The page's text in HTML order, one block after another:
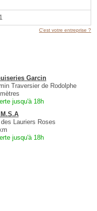
C'est votre entreprise ?
Garcin
Traversier de Rodolphe
jusqu'à 18h
des Lauriers Roses
jusqu'à 18h